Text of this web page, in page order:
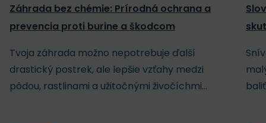
Záhrada bez chémie: Prírodná ochrana a
prevencia proti burine a škodcom
Tvoja záhrada možno nepotrebuje ďalší
drastický postrek, ale lepšie vzťahy medzi
pôdou, rastlinami a užitočnými živočíchmi...